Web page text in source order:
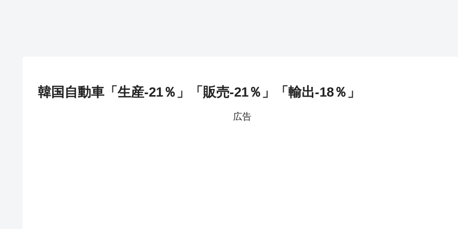
韓国自動車「生産-21％」「販売-21％」「輸出-18％」
広告